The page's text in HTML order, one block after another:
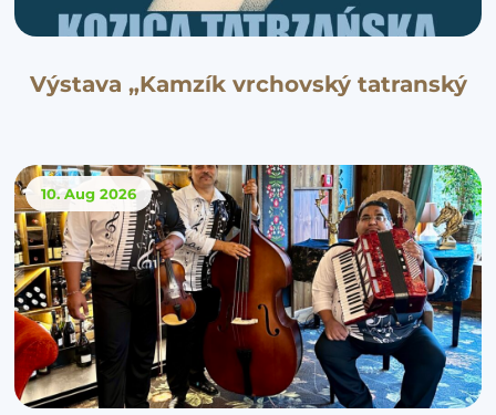
Výstava „Kamzík vrchovský tatranský
10. Aug 2026